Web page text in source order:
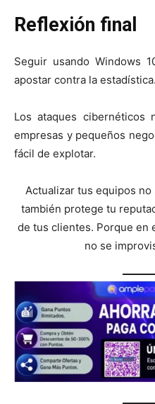
Reflexión final
Seguir usando Windows
apostar contra la estadística.
Los ataques cibernéticos
empresas y pequeños
fácil de explotar.
Actualizar tus equipos
también protege tu
de tus clientes. Porque en
no se